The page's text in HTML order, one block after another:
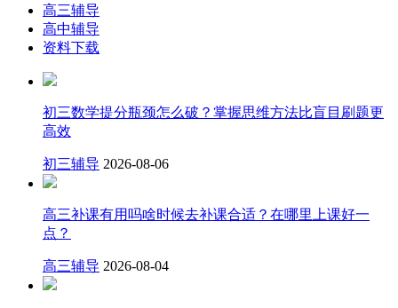
高三辅导
高中辅导
资料下载
​初三数学提分瓶颈怎么破？掌握思维方法比盲目刷题更
高效
初三辅导 2026-08-06
高三补课有用吗啥时候去补课合适？在哪里上课好一
点？
高三辅导 2026-08-04